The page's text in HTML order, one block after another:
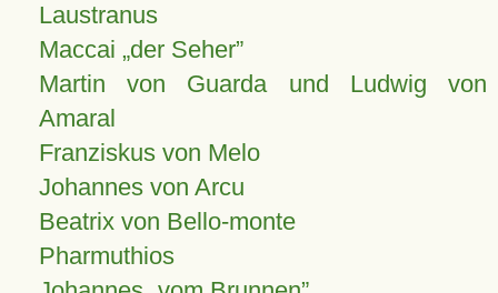
Laustranus
Maccai „der Seher”
Martin von Guarda und Ludwig von
Amaral
Franziskus von Melo
Johannes von Arcu
Beatrix von Bello-monte
Pharmuthios